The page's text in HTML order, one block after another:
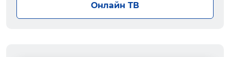
Онлайн ТВ